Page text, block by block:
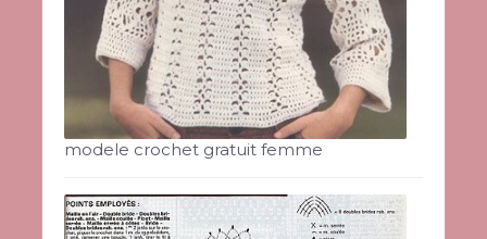
modele crochet gratuit femme